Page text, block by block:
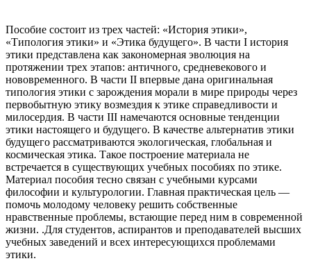
Пособие состоит из трех частей: «История этики»,
«Типология этики» и «Этика будущего». В части I история
этики представлена как закономерная эволюция на
протяжении трех этапов: античного, средневекового и
нововременного. В части II впервые дана оригинальная
типология этики с зарождения морали в мире природы через
первобытную этику возмездия к этике справедливости и
милосердия. В части III намечаются основные тенденции
этики настоящего и будущего. В качестве альтернатив этики
будущего рассматриваются экологическая, глобальная и
космическая этика. Такое построение материала не
встречается в существующих учебных пособиях по этике.
Материал пособия тесно связан с учебными курсами
философии и культурологии. Главная практическая цель —
помочь молодому человеку решить собственные
нравственные проблемы, встающие перед ним в современной
жизни. .Для студентов, аспирантов и преподавателей высших
учебных заведений и всех интересующихся проблемами
этики.